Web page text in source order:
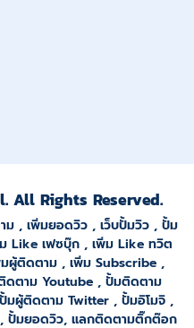
Rights Reserved.
ม, เพิ่มยอดวิว, เว็บปั้มวิว, ปั้ม
Like เฟซบุ๊ก , เพิ่ม Like ทวิต
ผู้ติดตาม , เพิ่ม Subscribe ,
ดตาม Youtube, ปั้มติดตาม
ปั้มผู้ติดตาม Twitter , ปั้มอิโมจิ ,
, ปั้มยอดวิว, แลกติดตามติ๊กต๊อก